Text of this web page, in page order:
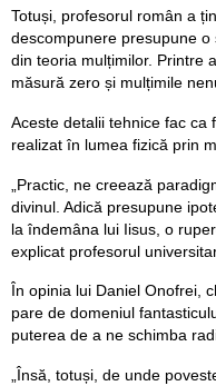
Totuși, profesorul român a
descompunere presupune
din teoria mulțimilor. Printre
măsură zero și mulțimile
Aceste detalii tehnice fac ca
realizat în lumea fizică prin
„Practic, ne creează
divinul. Adică presupune
la îndemâna lui Iisus, o
explicat profesorul
În opinia lui Daniel Onofrei,
pare de domeniul
puterea de a ne schimba
„Însă, totuși, de unde